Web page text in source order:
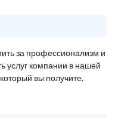
за профессионализм и
услуг компании в нашей
вы получите,